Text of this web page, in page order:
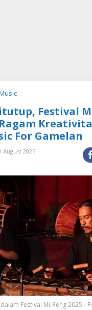
s
m
i
D
i
t
u
e
s
v
a
l
M
i
-
Festival
For Gamelan
August 2025
Festival Mi-Reng 2025 -